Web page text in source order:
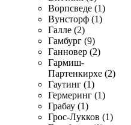
Ворпсведе (1)
Вунсторф (1)
Галле (2)
Гамбург (9)
Ганновер (2)
Гармиш-
Партенкирхе (2)
Гаутинг (1)
Гермеринг (1)
Грабау (1)
Грос-Лукков (1)